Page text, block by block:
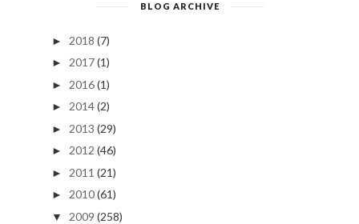
BLOG ARCHIVE
► 2018 (7)
► 2017(1)
► 2016(1)
► 2014(2)
► 2013 (29)
► 2012 (46)
► 2011 (21)
► 2010(61)
▼ 2009 (258)